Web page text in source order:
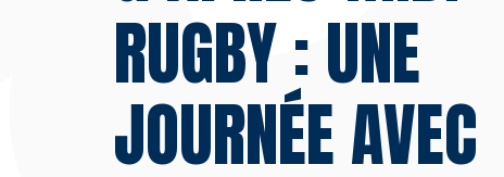
RUGBY : UNE
JOURNÉE AVEC